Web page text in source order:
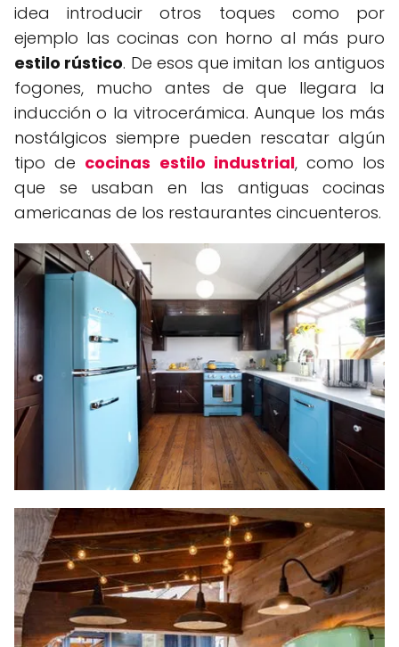
idea introducir otros toques como por
ejemplo las cocinas con horno al más puro
estilo rústico. De esos que imitan los antiguos
fogones, mucho antes de que llegara la
inducción o la vitrocerámica. Aunque los más
nostálgicos siempre pueden rescatar algún
tipo de cocinas estilo industrial, como los
que se usaban en las antiguas cocinas
americanas de los restaurantes cincuenteros.